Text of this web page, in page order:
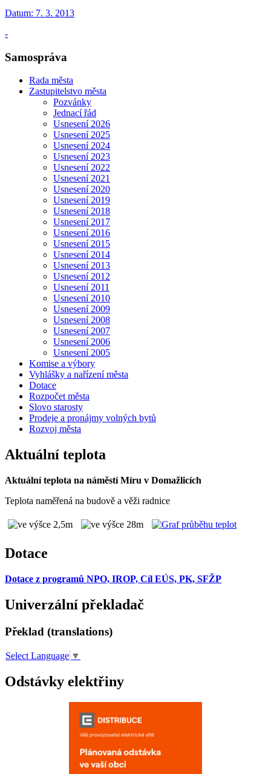
Datum: 7. 3. 2013
-
Samospráva
Rada města
Zastupitelstvo města
Pozvánky
Jednací řád
Usnesení 2026
Usnesení 2025
Usnesení 2024
Usnesení 2023
Usnesení 2022
Usnesení 2021
Usnesení 2020
Usnesení 2019
Usnesení 2018
Usnesení 2017
Usnesení 2016
Usnesení 2015
Usnesení 2014
Usnesení 2013
Usnesení 2012
Usnesení 2011
Usnesení 2010
Usnesení 2009
Usnesení 2008
Usnesení 2007
Usnesení 2006
Usnesení 2005
Komise a výbory
Vyhlášky a nařízení města
Dotace
Rozpočet města
Slovo starosty
Prodeje a pronájmy volných bytů
Rozvoj města
Aktuální teplota
Aktuální teplota na náměstí Míru v Domažlicích
Teplota naměřená na budově a věži radnice
Dotace
Dotace z programů NPO, IROP, Cíl EÚS, PK, SFŽP
Univerzální překladač
Překlad (translations)
Select Language ▼
Odstávky elektřiny